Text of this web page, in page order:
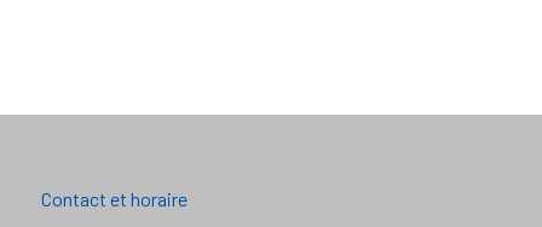
Contact et horaire